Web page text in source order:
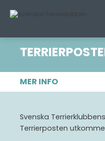
MER INFO
MEDLEMSKAP
Svenska
Terrierposten